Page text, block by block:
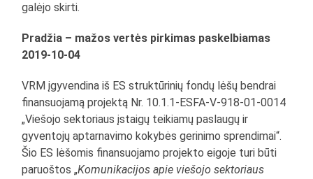
galėjo skirti.
Pradžia – mažos vertės pirkimas paskelbiamas
2019-10-04
VRM įgyvendina iš ES struktūrinių fondų lėšų bendrai
finansuojamą projektą Nr. 10.1.1-ESFA-V-918-01-0014
„Viešojo sektoriaus įstaigų teikiamų paslaugų ir
gyventojų aptarnavimo kokybės gerinimo sprendimai“.
Šio ES lėšomis finansuojamo projekto eigoje turi būti
paruoštos „Komunikacijos apie viešojo sektoriaus